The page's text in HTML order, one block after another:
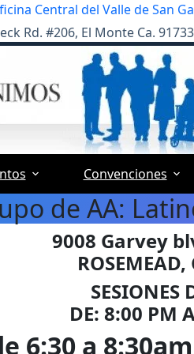
Central del Valle de San
Rd. #206, El Monte Ca.
Convenciones
de AA:
9008 Garvey
SESIONES
DE: 8:00 PM
6:30 a 8:30am